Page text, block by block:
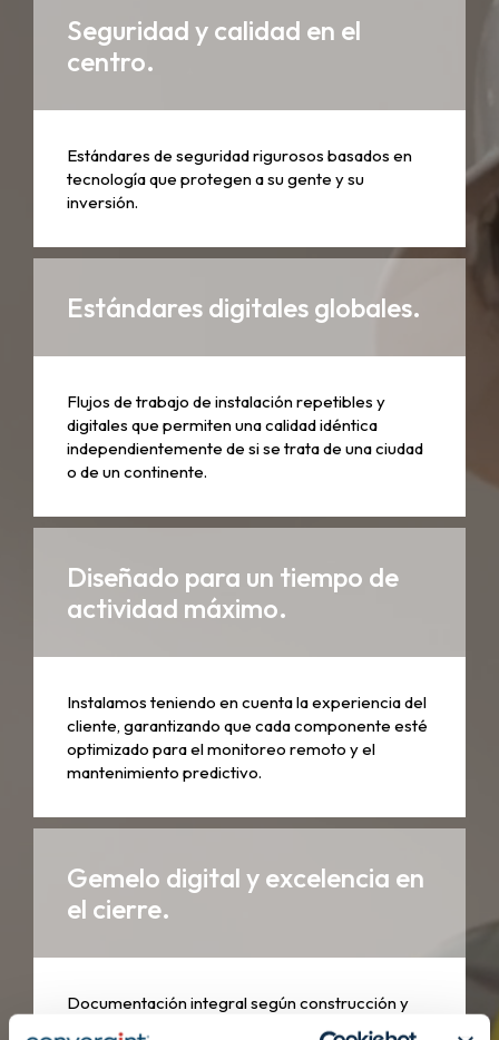
Seguridad y calidad en el
centro.
Estándares de seguridad rigurosos basados ​​en
tecnología que protegen a su gente y su
inversión.
Estándares digitales globales.
Flujos de trabajo de instalación repetibles y
digitales que permiten una calidad idéntica
independientemente de si se trata de una ciudad
o de un continente.
Diseñado para un tiempo de
actividad máximo.
Instalamos teniendo en cuenta la experiencia del
cliente, garantizando que cada componente esté
optimizado para el monitoreo remoto y el
mantenimiento predictivo.
Gemelo digital y excelencia en
el cierre.
Documentación integral según construcción y
entregas digitales que brindan a su equipo una